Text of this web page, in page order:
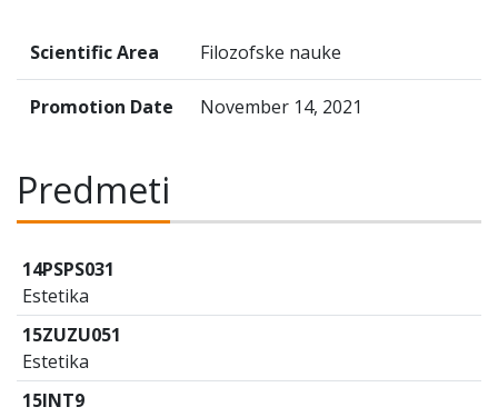
Scientific Area Filozofske nauke
Promotion Date November 14, 2021
Predmeti
14PSPS031
Estetika
15ZUZU051
Estetika
15INT9